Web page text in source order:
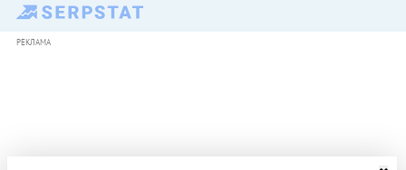
РЕКЛАМА